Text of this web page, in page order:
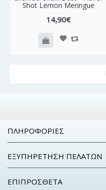
Shot Lemon Meringue
14,90€
ΠΛΗΡΟΦΟΡΊΕΣ
ΕΞΥΠΗΡΈΤΗΣΗ ΠΕΛΑΤΏΝ
ΕΠΙΠΡΌΣΘΕΤΑ